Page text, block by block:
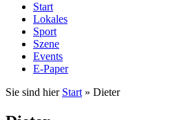
Start
Lokales
Sport
Szene
Events
E-Paper
Sie sind hier Start » Dieter